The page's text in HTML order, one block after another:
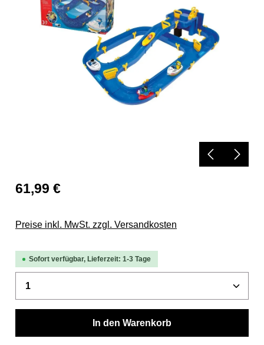
61,99 €
Preise inkl. MwSt. zzgl. Versandkosten
Sofort verfügbar, Lieferzeit: 1-3 Tage
Produkt Anzahl: Gib den gewünschten
In den Warenkorb